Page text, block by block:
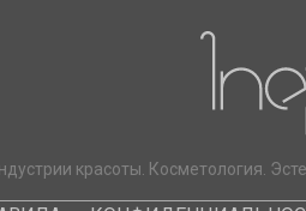
красоты. Косметология.